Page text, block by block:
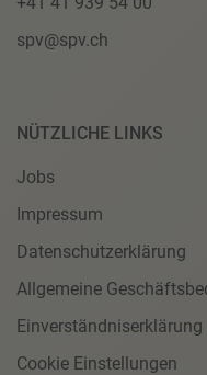
spv@spv.ch
NÜTZLICHE LINKS
Jobs
Impressum
Datenschutzerklärung
Allgemeine
Einverständniserklärung
Cookie Einstellungen